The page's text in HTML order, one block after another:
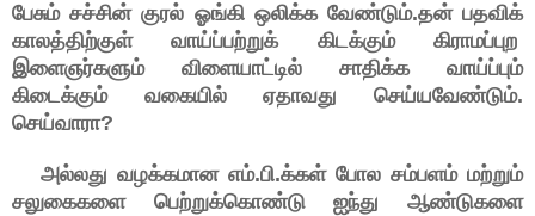
பேசும் சச்சின் குரல் ஓங்கி ஒலிக்க வேண்டும்.தன் பதவிக்
காலத்திற்குள் வாய்ப்பற்றுக் கிடக்கும் கிராமப்புற
இளைஞர்களும் விளையாட்டில் சாதிக்க வாய்ப்பும்
கிடைக்கும் வகையில் ஏதாவது செய்யவேண்டும்.
செய்வாரா?
அல்லது வழக்கமான எம்.பி.க்கள் போல சம்பளம் மற்றும்
சலுகைகளை பெற்றுக்கொண்டு ஐந்து ஆண்டுகளை